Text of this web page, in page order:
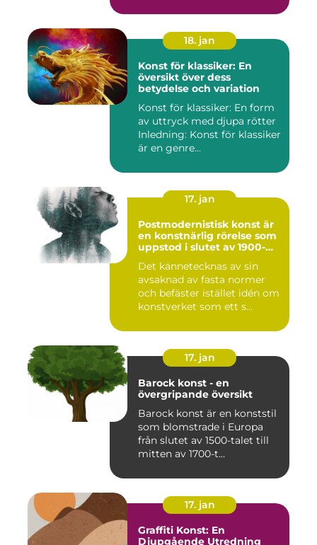
18. jan
Konst för klassiker: En
översikt över dess
betydelse och variation
Konst för klassiker: En form
av uttryck med djupa rötter
Inledning: Konst för klassiker
är en genre...
17. jan
Postmodernistisk konst är
en konstnärlig rörelse som
uppstod i slutet av 1900-
mot modernismens
stränga regler och linjära
framsteg
Det kännetecknas av sin
avsaknad av fasta normer
och befäster istället idén om
konstverket som ett s...
17. jan
Barock konst - en
övergripande översikt
Barock konst är en konststil
som blomstrade i Europa
från slutet av 1500-talet till
mitten av 1700-t...
17. jan
Graffiti Konst: En
Djupgående Utredning